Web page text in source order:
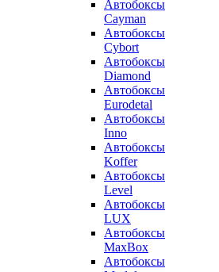
Автобоксы
Cayman
Автобоксы
Cybort
Автобоксы
Diamond
Автобоксы
Eurodetal
Автобоксы
Inno
Автобоксы
Koffer
Автобоксы
Level
Автобоксы
LUX
Автобоксы
MaxBox
Автобоксы